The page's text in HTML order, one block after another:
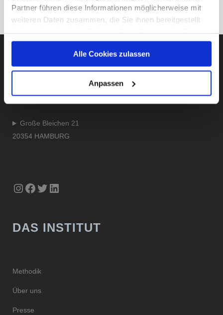
Partner führen diese Informationen möglicherweise mit
weiteren Daten zusammen, die Sie ihnen bereitgestellt
gesammelt haben.
Unsere Datenschutzerklärung finden siehier.
Alle Cookies zulassen
Anpassen
ZUR ÜBERSICHT
Große Bleichen 21
20354 HAMBURG
Instagram
Facebook
Twitter
LinkedIn
DAS INSTITUT
Methodik
Über uns
Presse